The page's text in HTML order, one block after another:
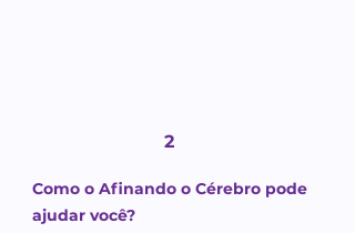
2
Como o Afinando o Cérebro pode
ajudar você?